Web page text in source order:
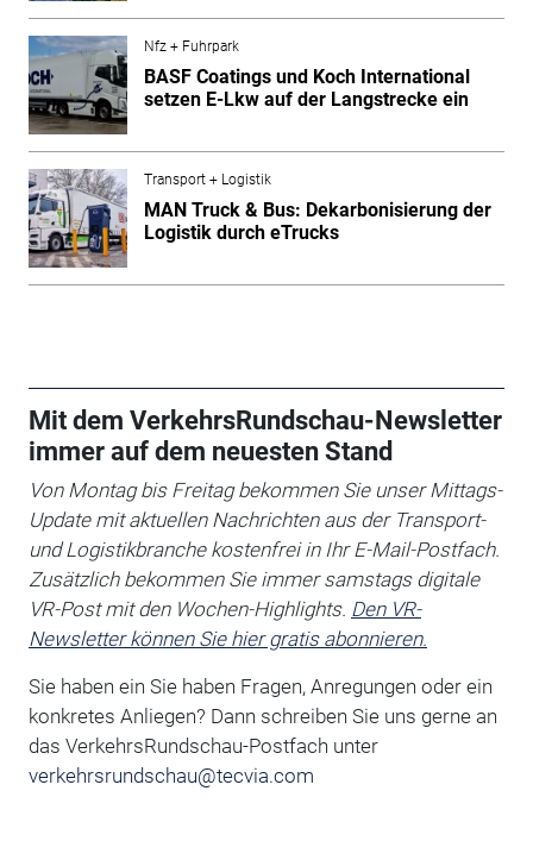
Nfz + Fuhrpark
BASF Coatings und Koch International
setzen E-Lkw auf der Langstrecke ein
Transport + Logistik
MAN Truck & Bus: Dekarbonisierung der
Logistik durch eTrucks
Mit dem VerkehrsRundschau-Newsletter
immer auf dem neuesten Stand
Von Montag bis Freitag bekommen Sie unser Mittags-
Update mit aktuellen Nachrichten aus der Transport-
und Logistikbranche kostenfrei in Ihr E-Mail-Postfach.
Zusätzlich bekommen Sie immer samstags digitale
VR-Post mit den Wochen-Highlights. Den VR-
Newsletter können Sie hier gratis abonnieren.
Sie haben ein Sie haben Fragen, Anregungen oder ein
konkretes Anliegen? Dann schreiben Sie uns gerne an
das VerkehrsRundschau-Postfach unter
verkehrsrundschau@tecvia.com